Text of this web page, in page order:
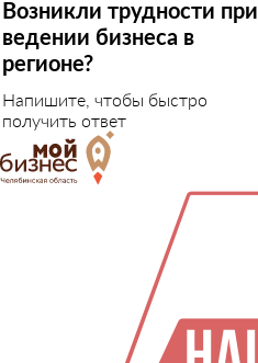
Возникли трудности при
ведении бизнеса в
регионе?
Напишите, чтобы быстро
получить ответ